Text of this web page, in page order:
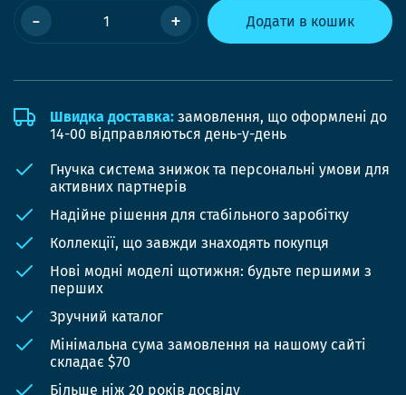
- + Додати в кошик
Швидка доставка: замовлення, що оформлені до
14-00 відправляються день-у-день
Гнучка система знижок та персональні умови для
активних партнерів
Надійне рішення для стабільного заробітку
Коллекції, що завжди знаходять покупця
Нові модні моделі щотижня: будьте першими з
перших
Зручний каталог
Мінімальна сума замовлення на нашому сайті
складає $70
Більше ніж 20 років досвіду